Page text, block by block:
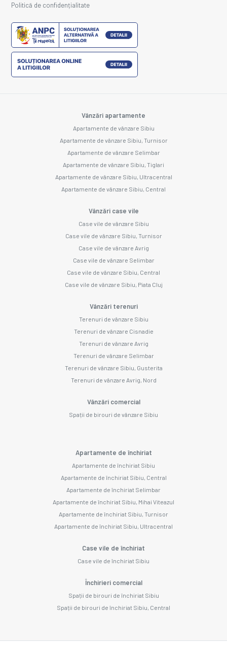
Politică de confidențialitate
Vânzări apartamente
Apartamente de vânzare Sibiu
Apartamente de vânzare Sibiu, Turnisor
Apartamente de vânzare Selimbar
Apartamente de vânzare Sibiu, Tiglari
Apartamente de vânzare Sibiu, Ultracentral
Apartamente de vânzare Sibiu, Central
Vânzări case vile
Case vile de vânzare Sibiu
Case vile de vânzare Sibiu, Turnisor
Case vile de vânzare Avrig
Case vile de vânzare Selimbar
Case vile de vânzare Sibiu, Central
Case vile de vânzare Sibiu, Piata Cluj
Vânzări terenuri
Terenuri de vânzare Sibiu
Terenuri de vânzare Cisnadie
Terenuri de vânzare Avrig
Terenuri de vânzare Selimbar
Terenuri de vânzare Sibiu, Gusterita
Terenuri de vânzare Avrig, Nord
Vânzări comercial
Spații de birouri de vânzare Sibiu
Apartamente de închiriat
Apartamente de închiriat Sibiu
Apartamente de închiriat Sibiu, Central
Apartamente de închiriat Selimbar
Apartamente de închiriat Sibiu, Mihai Viteazul
Apartamente de închiriat Sibiu, Turnisor
Apartamente de închiriat Sibiu, Ultracentral
Case vile de închiriat
Case vile de închiriat Sibiu
Închirieri comercial
Spații de birouri de închiriat Sibiu
Spații de birouri de închiriat Sibiu, Central